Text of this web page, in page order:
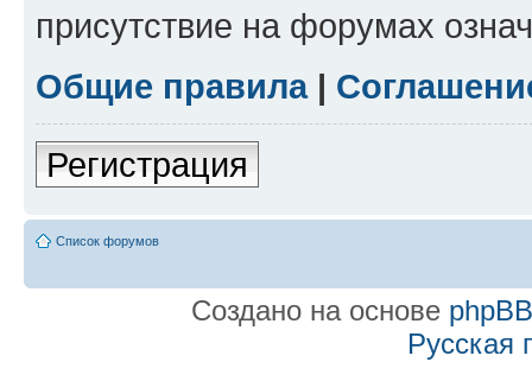
присутствие на форумах
Общие правила|
Регистрация
Список форумов
Создано на основе phpBB
Русская